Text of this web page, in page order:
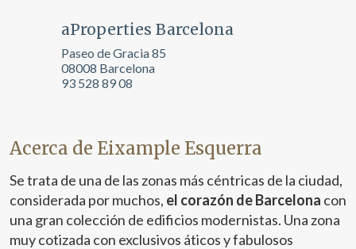
aProperties Barcelona
Paseo de Gracia 85
08008 Barcelona
93 528 89 08
Acerca de Eixample Esquerra
Se trata de una de las zonas más céntricas de la ciudad,
considerada por muchos, el corazón de Barcelona con
una gran colección de edificios modernistas. Una zona
muy cotizada con exclusivos áticos y fabulosos